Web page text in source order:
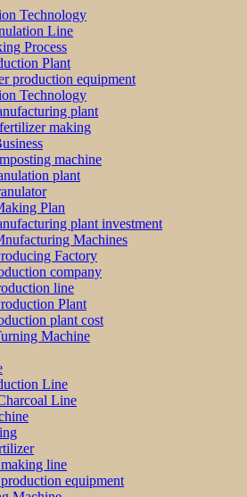
Technology
Line
Process
Plant
production equipment
Technology
plant
making
machine
plant
Plan
plant investment
Machines
Factory
company
line
Plant
plant cost
Machine
Line
Line
line
equipment